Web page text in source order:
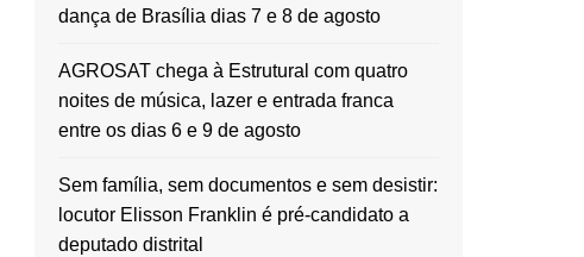
dança de Brasília dias 7 e 8 de agosto
AGROSAT chega à Estrutural com quatro
noites de música, lazer e entrada franca
entre os dias 6 e 9 de agosto
Sem família, sem documentos e sem desistir:
locutor Elisson Franklin é pré-candidato a
deputado distrital